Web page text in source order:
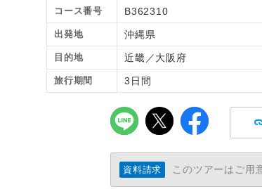
コース番号 B362310
出発地 沖縄県
目的地 近畿／大阪府
旅行期間 3日間
資料請求 このツアーはご用